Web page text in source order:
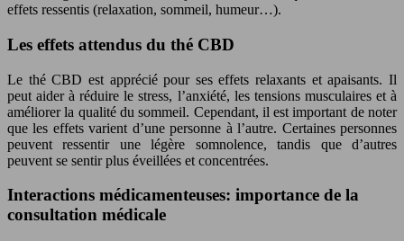
effets ressentis (relaxation, sommeil, humeur…).
Les effets attendus du thé CBD
Le thé CBD est apprécié pour ses effets relaxants et apaisants. Il
peut aider à réduire le stress, l’anxiété, les tensions musculaires et à
améliorer la qualité du sommeil. Cependant, il est important de noter
que les effets varient d’une personne à l’autre. Certaines personnes
peuvent ressentir une légère somnolence, tandis que d’autres
peuvent se sentir plus éveillées et concentrées.
Interactions médicamenteuses: importance de la
consultation médicale